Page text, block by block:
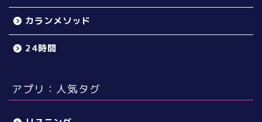
カランメソッド
24時間
アプリ：人気タグ